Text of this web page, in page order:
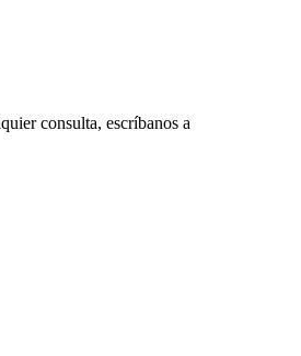
consulta, escríbanos a